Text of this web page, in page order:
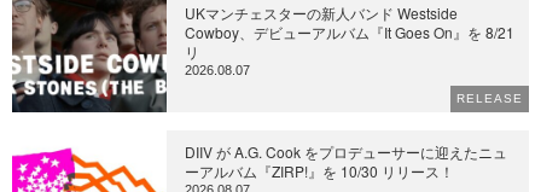
UKマンチェスターの新人バンド Westside
Cowboy、デビューアルバム『It Goes On』を 8/21
リ
2026.08.07
RELEASE
DIIV が A.G. Cook をプロデューサーに迎えたニュ
ーアルバム『ZIRP!』を 10/30 リリース！